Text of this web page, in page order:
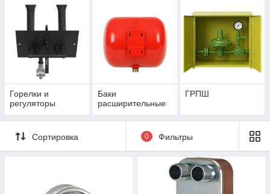
Горелки и
регуляторы
Баки
расширительные
ГРПШ
Сортировка 0 Фильтры